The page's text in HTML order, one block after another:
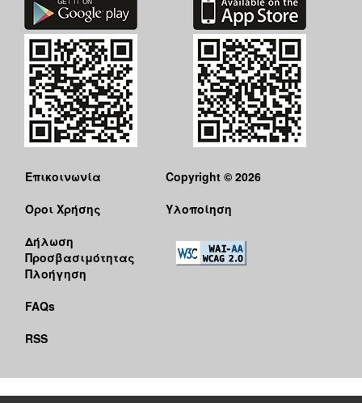
Επικοινωνία
Όροι Χρήσης
Δήλωση
Προσβασιμότητας
Πλοήγηση
FAQs
RSS
Copyright © 2026
Υλοποίηση